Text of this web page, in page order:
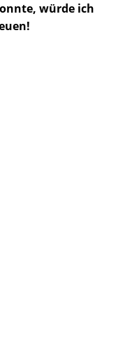
würde ich